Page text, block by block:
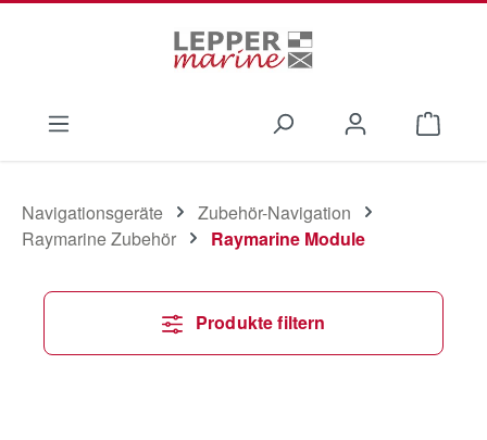
Navigationsgeräte
Zubehör-Navigation
Raymarine Zubehör
Raymarine Module
Produkte filtern